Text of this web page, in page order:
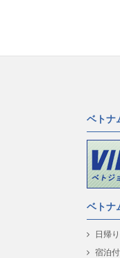
ベトナ
ベトナ
日帰
宿泊